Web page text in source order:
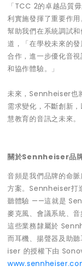
「TCC 2的卓越品質
利實施發揮了重要作
幫助我們在系統調試
道，「在學校未來的
合作，進一步優化音
和協作體驗。」
未來，Sennheiser也
需求變化，不斷創新
慧教育的音訊之未來。
關於Sennheiser品
音頻是我們品牌的命
方案。Sennheiser打
聽體驗 ——這就是
麥克風、會議系統、
這些業務隸屬於
而耳機、揚聲器及助
iser 的授權下由